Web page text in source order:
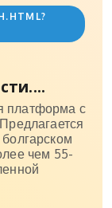
платформа с
чем 55-